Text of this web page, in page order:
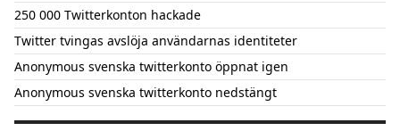
250 000 Twitterkonton hackade
Twitter tvingas avslöja användarnas identiteter
Anonymous svenska twitterkonto öppnat igen
Anonymous svenska twitterkonto nedstängt